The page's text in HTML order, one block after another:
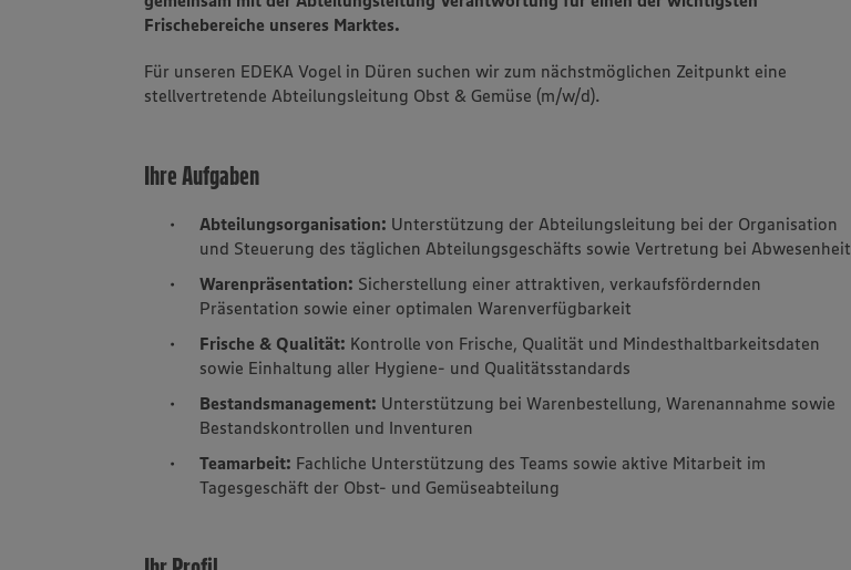
Frischebereiche unseres Marktes.
Für unseren EDEKA Vogel in Düren suchen wir zum nächstmöglichen Zeitpunkt eine
stellvertretende Abteilungsleitung Obst & Gemüse (m/w/d).
Ihre Aufgaben
Abteilungsorganisation: Unterstützung der Abteilungsleitung bei der Organisation
und Steuerung des täglichen Abteilungsgeschäfts sowie Vertretung bei Abwesenheit
Warenpräsentation: Sicherstellung einer attraktiven, verkaufsfördernden
Präsentation sowie einer optimalen Warenverfügbarkeit
Frische & Qualität: Kontrolle von Frische, Qualität und Mindesthaltbarkeitsdaten
sowie Einhaltung aller Hygiene- und Qualitätsstandards
Bestandsmanagement: Unterstützung bei Warenbestellung, Warenannahme sowie
Bestandskontrollen und Inventuren
Teamarbeit: Fachliche Unterstützung des Teams sowie aktive Mitarbeit im
Tagesgeschäft der Obst- und Gemüseabteilung